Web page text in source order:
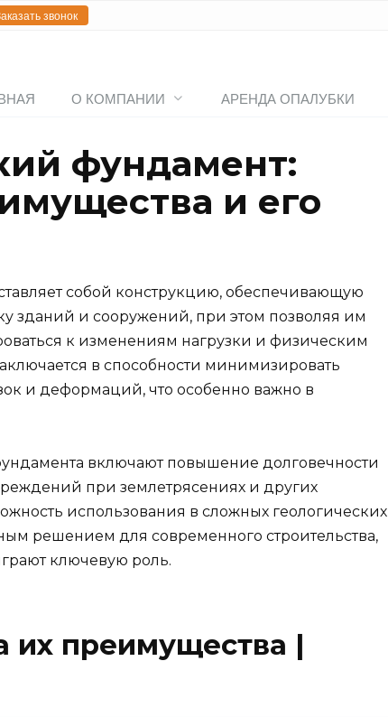
звонок
О КОМПАНИИ АРЕНДА ОПАЛУБКИ
фундамент:
и его
собой конструкцию, обеспечивающую
зданий и сооружений, при этом позволяя им
к изменениям нагрузки и физическим
в способности минимизировать
и деформаций, что особенно важно в
включают повышение долговечности
при землетрясениях и других
использования в сложных геологических
решением для современного строительства,
ключевую роль.
преимущества |